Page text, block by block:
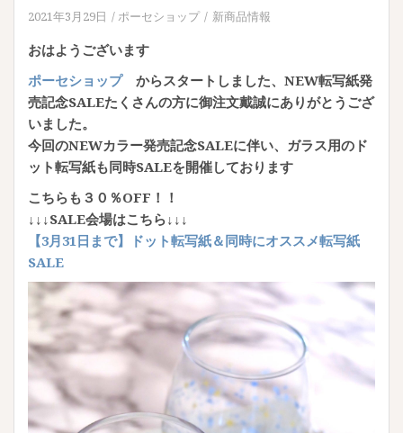
2021年3月29日 ポーセショップ 新商品情報
おはようございます
ポーセショップ からスタートしました、NEW転写紙発
売記念SALEたくさんの方に御注文戴誠にありがとうござ
いました。
今回のNEWカラー発売記念SALEに伴い、ガラス用のド
ット転写紙も同時SALEを開催しております
こちらも３０％OFF！！
↓↓↓SALE会場はこちら↓↓↓
【3月31日まで】ドット転写紙＆同時にオススメ転写紙
SALE